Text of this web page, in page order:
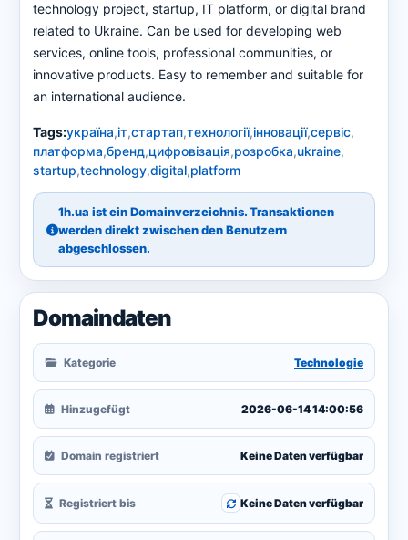
technology project, startup, IT platform, or digital brand
related to Ukraine. Can be used for developing web
services, online tools, professional communities, or
innovative products. Easy to remember and suitable for
an international audience.
Tags:україна,іт,стартап,технології,інновації,сервіс,
платформа,бренд,цифровізація,розробка,ukraine,
startup,technology,digital,platform
1h.ua ist ein Domainverzeichnis. Transaktionen
werden direkt zwischen den Benutzern
abgeschlossen.
Domaindaten
Kategorie Technologie
Hinzugefügt 2026-06-14 14:00:56
Domain registriert Keine Daten verfügbar
Registriert bis Keine Daten verfügbar